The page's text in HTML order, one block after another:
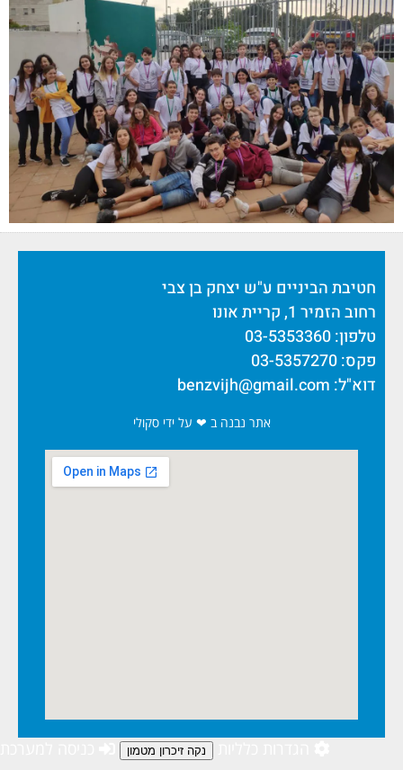
חטיבת הביניים ע"ש יצחק בן צבי
רחוב הזמיר 1, קריית אונו
טלפון: 03-5353360
פקס: 03-5357270
דוא"ל: benzvijh@gmail.com
אתר נבנה ב ❤ על ידי סקולי
נקה זיכרון מטמון